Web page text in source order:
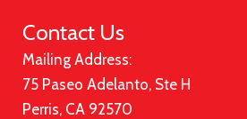
Contact Us
Mailing Address:
75 Paseo Adelanto, Ste H
Perris, CA 92570